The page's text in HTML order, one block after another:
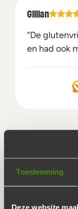
Toestemming
Deze website
Gillian
“De
en had ook